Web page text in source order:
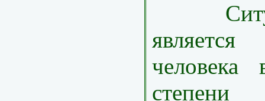
человека